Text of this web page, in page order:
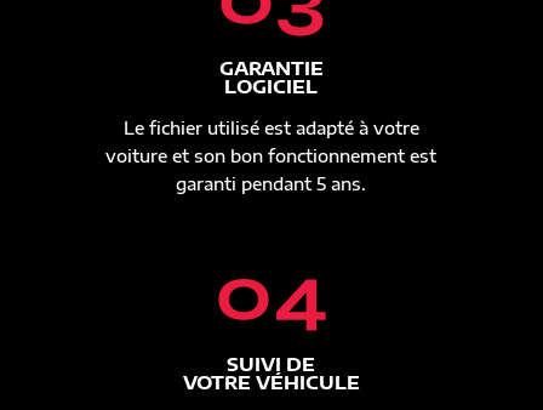
GARANTIE
LOGICIEL
Le fichier utilisé est adapté à votre
voiture et son bon fonctionnement est
garanti pendant 5 ans.
04
SUIVI DE
VOTRE VÉHICULE